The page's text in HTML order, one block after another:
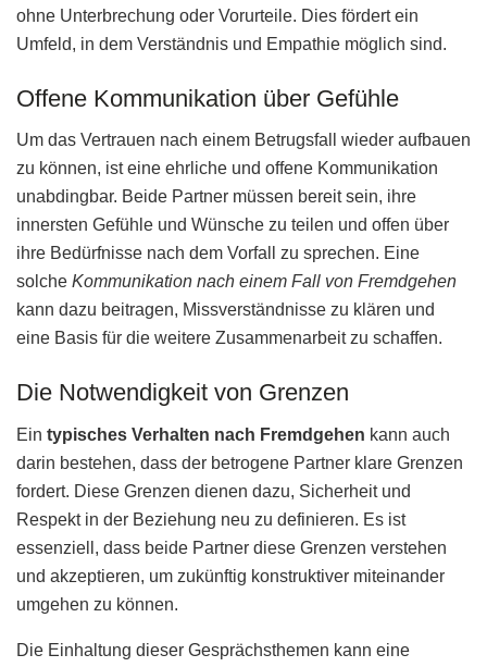
ohne Unterbrechung oder Vorurteile. Dies fördert ein
Umfeld, in dem Verständnis und Empathie möglich sind.
Offene Kommunikation über Gefühle
Um das Vertrauen nach einem Betrugsfall wieder aufbauen
zu können, ist eine ehrliche und offene Kommunikation
unabdingbar. Beide Partner müssen bereit sein, ihre
innersten Gefühle und Wünsche zu teilen und offen über
ihre Bedürfnisse nach dem Vorfall zu sprechen. Eine
solche Kommunikation nach einem Fall von Fremdgehen
kann dazu beitragen, Missverständnisse zu klären und
eine Basis für die weitere Zusammenarbeit zu schaffen.
Die Notwendigkeit von Grenzen
Ein typisches Verhalten nach Fremdgehen kann auch
darin bestehen, dass der betrogene Partner klare Grenzen
fordert. Diese Grenzen dienen dazu, Sicherheit und
Respekt in der Beziehung neu zu definieren. Es ist
essenziell, dass beide Partner diese Grenzen verstehen
und akzeptieren, um zukünftig konstruktiver miteinander
umgehen zu können.
Die Einhaltung dieser Gesprächsthemen kann eine